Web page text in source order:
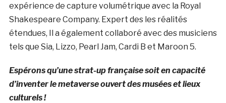
expérience de capture volumétrique avec la Royal
Shakespeare Company. Expert des les réalités
étendues, Il a également collaboré avec des musiciens
tels que Sia, Lizzo, Pearl Jam, Cardi B et Maroon 5.
Espérons qu’une strat-up française soit en capacité
d’inventer le metaverse ouvert des musées et lieux
culturels !